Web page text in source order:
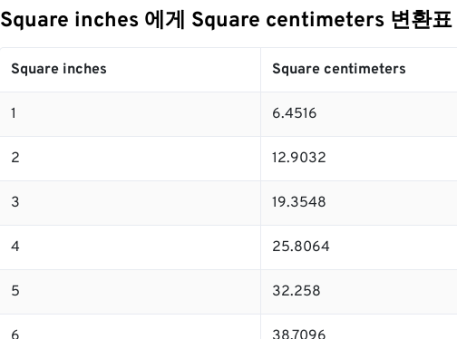
Square inches 에게 Square centimeters 변환표
Square inches Square centimeters
1 6.4516
2 12.9032
3 19.3548
4 25.8064
5 32.258